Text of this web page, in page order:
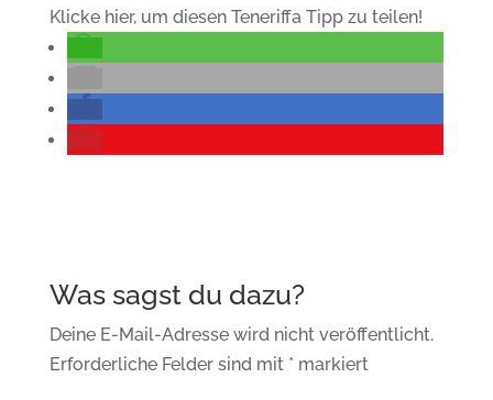
Klicke hier, um diesen Teneriffa Tipp zu teilen!
Deine E-Mail-Adresse wird nicht veröffentlicht.
Erforderliche Felder sind mit * markiert